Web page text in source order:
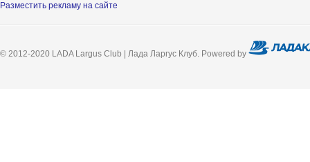
Разместить рекламу на сайте
© 2012-2020 LADA Largus Club | Лада Ларгус Клуб. Powered by